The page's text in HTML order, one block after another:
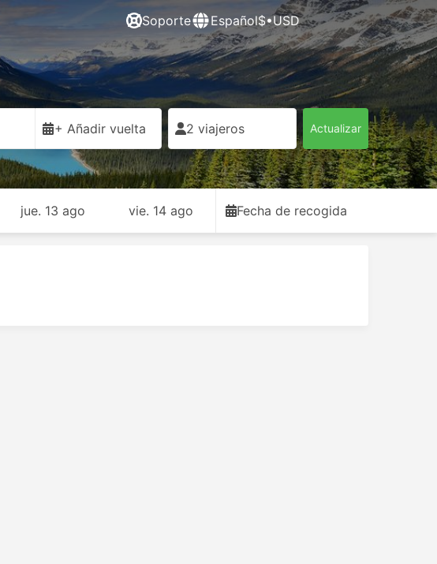
Soporte Español$•USD
+ Añadir vuelta 2 viajeros Actualizar
jue. 13 ago vie. 14 ago Fecha de recogida